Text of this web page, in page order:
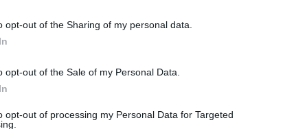
opt-out of the Sharing of my personal data.
opt-out of the Sale of my Personal Data.
opt-out of processing my Personal Data for Targeted
arasındaki her satın alımda Eski Kemik Ejderha Bineği ve
Üyelik